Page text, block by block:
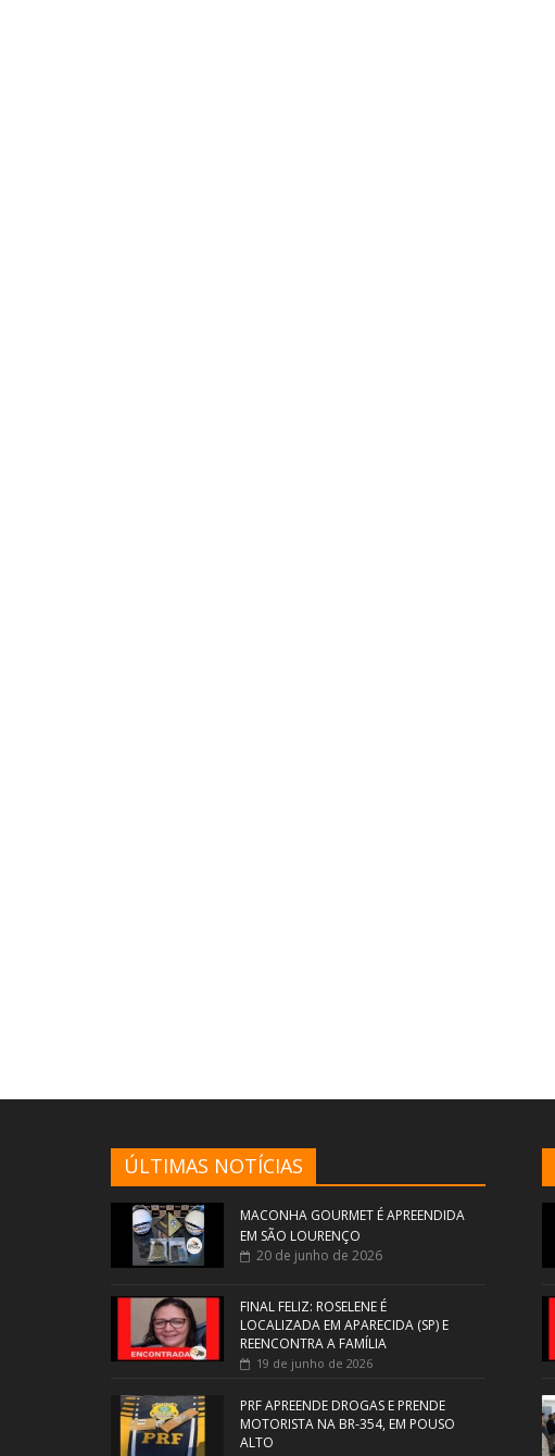
ÚLTIMAS NOTÍCIAS
MACONHA GOURMET É APREENDIDA
EM SÃO LOURENÇO
20 de junho de 2026
FINAL FELIZ: ROSELENE É
LOCALIZADA EM APARECIDA (SP) E
REENCONTRA A FAMÍLIA
19 de junho de 2026
PRF APREENDE DROGAS E PRENDE
MOTORISTA NA BR-354, EM POUSO
ALTO